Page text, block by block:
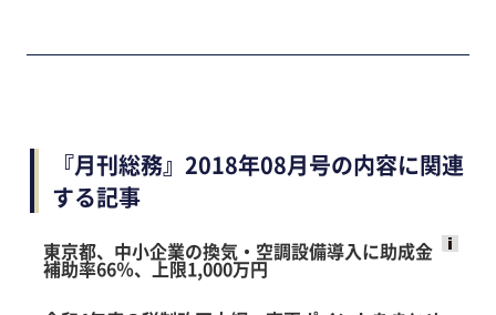
『月刊総務』2018年08月号の内容に関連
する記事
東京都、中小企業の換気・空調設備導入に助成金
補助率66％、上限1,000万円